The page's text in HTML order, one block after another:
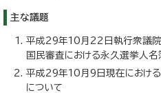
主な議題
平成29年10月22日執行衆議
国民審査における永久選挙人
平成29年10月9日現在におけ
について